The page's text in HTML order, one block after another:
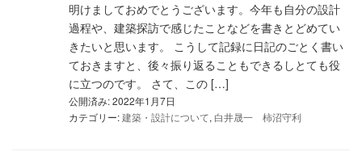
明けましておめでとうございます。今年も自分の設計
過程や、建築探訪で感じたことなどを書きとどめてい
きたいと思います。 こうして記録に日記のごとく書い
ておきますと、後々振り返ることもできるしとても役
に立つのです。 さて、この […]
公開済み: 2022年1月7日
カテゴリー:建築・設計について, 白井晟一 柿沼守利